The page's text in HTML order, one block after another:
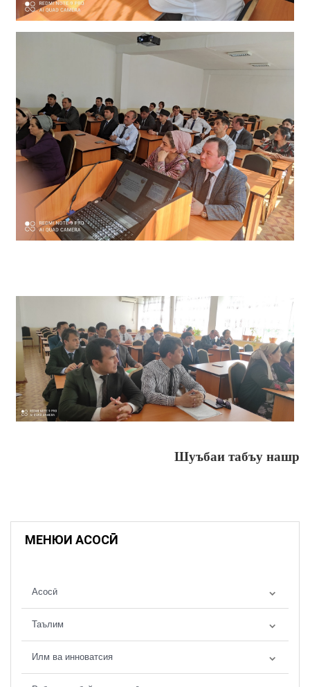
Шуъбаи табъу нашр
МЕНЮИ АСОСӢ
Асосӣ
Таълим
Илм ва инноватсия